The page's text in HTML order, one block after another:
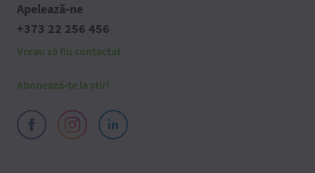
Apelează-ne
+373 22 256 456
Vreau să fiu contactat
Abonează-te la știri